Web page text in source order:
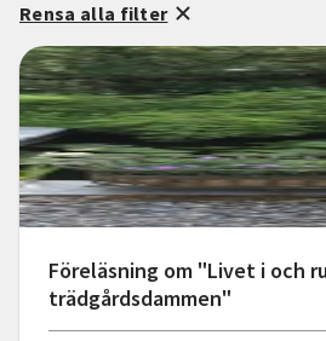
Rensa alla filter
Föreläsning om "Livet i och
trädgårdsdammen"